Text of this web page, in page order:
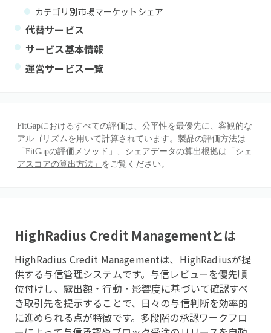
カテゴリ別市場マーケットシェア
代替サービス
サービス基本情報
運営サービス一覧
FitGapにおけるすべての評価は、公平性を最優先に、客観的な
アルゴリズムを用いて計算されています。製品の評価方法は
「FitGapの評価メソッド」 、シェアデータの算出根拠は 「シェ
アスコアの算出方法」 をご覧ください。
HighRadius Credit Managementとは
HighRadius Credit Managementは、HighRadiusが提
供する与信管理システムです。与信レビューを優先順
位付けし、露出額・行動・影響度に基づいて確認すべ
き取引先を提示することで、日々の与信判断を効率的
に進められる点が特徴です。多段階の承認ワークフロ